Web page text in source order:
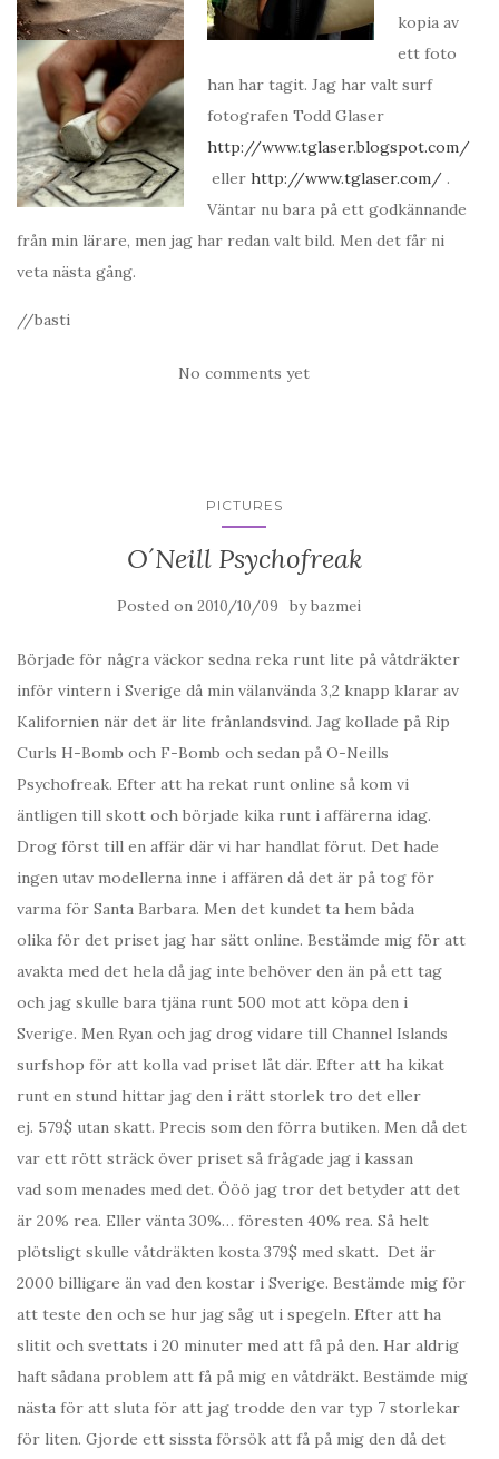
kopia av
ett foto
han har tagit. Jag har valt surf
fotografen Todd Glaser
http://www.tglaser.blogspot.com/
eller http://www.tglaser.com/ .
Väntar nu bara på ett godkännande
från min lärare, men jag har redan valt bild. Men det får ni
veta nästa gång.
//basti
No comments yet
PICTURES
O´Neill Psychofreak
Posted on 2010/10/09 bybazmei
Började för några väckor sedna reka runt lite på våtdräkter
inför vintern i Sverige då min välanvända 3,2 knapp klarar av
Kalifornien när det är lite frånlandsvind. Jag kollade på Rip
Curls H-Bomb och F-Bomb och sedan på O-Neills
Psychofreak. Efter att ha rekat runt online så kom vi
äntligen till skott och började kika runt i affärerna idag.
Drog först till en affär där vi har handlat förut. Det hade
ingen utav modellerna inne i affären då det är på tog för
varma för Santa Barbara. Men det kundet ta hem båda
olika för det priset jag har sätt online. Bestämde mig för att
avakta med det hela då jag inte behöver den än på ett tag
och jag skulle bara tjäna runt 500 mot att köpa den i
Sverige. Men Ryan och jag drog vidare till Channel Islands
surfshop för att kolla vad priset låt där. Efter att ha kikat
runt en stund hittar jag den i rätt storlek tro det eller
ej. 579$ utan skatt. Precis som den förra butiken. Men då det
var ett rött sträck över priset så frågade jag i kassan
vad som menades med det. Ööö jag tror det betyder att det
är 20% rea. Eller vänta 30%… föresten 40% rea. Så helt
plötsligt skulle våtdräkten kosta 379$ med skatt. Det är
2000 billigare än vad den kostar i Sverige. Bestämde mig för
att teste den och se hur jag såg ut i spegeln. Efter att ha
slitit och svettats i 20 minuter med att få på den. Har aldrig
haft sådana problem att få på mig en våtdräkt. Bestämde mig
nästa för att sluta för att jag trodde den var typ 7 storlekar
för liten. Gjorde ett sissta försök att få på mig den då det